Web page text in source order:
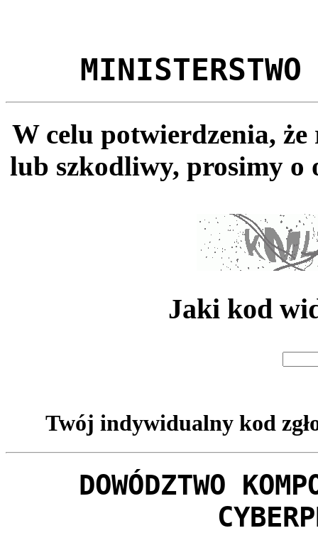
MINISTERSTWO
W celu potwierdzenia,
lub szkodliwy, prosimy o
Jaki kod
Twój indywidualny kod
DOWÓDZTWO